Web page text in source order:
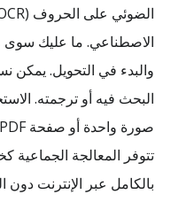
الاصطناعي. ما عليك سوى
والبدء في التحويل. يمكن
البحث فيه أو ترجمته.
تتوفر المعالجة الجماعية
بالكامل عبر الإنترنت دون